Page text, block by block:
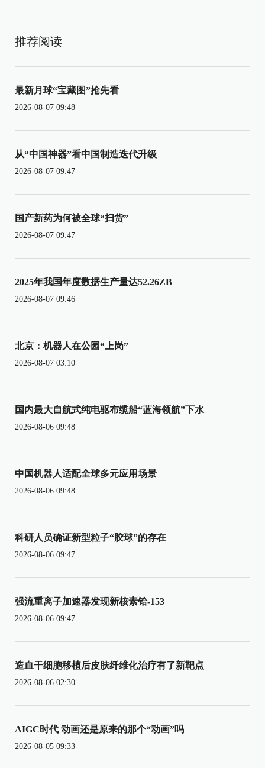
推荐阅读
最新月球“宝藏图”抢先看
2026-08-07 09:48
从“中国神器”看中国制造迭代升级
2026-08-07 09:47
国产新药为何被全球“扫货”
2026-08-07 09:47
2025年我国年度数据生产量达52.26ZB
2026-08-07 09:46
北京：机器人在公园“上岗”
2026-08-07 03:10
国内最大自航式纯电驱布缆船“蓝海领航”下水
2026-08-06 09:48
中国机器人适配全球多元应用场景
2026-08-06 09:48
科研人员确证新型粒子“胶球”的存在
2026-08-06 09:47
强流重离子加速器发现新核素铪-153
2026-08-06 09:47
造血干细胞移植后皮肤纤维化治疗有了新靶点
2026-08-06 02:30
AIGC时代 动画还是原来的那个“动画”吗
2026-08-05 09:33